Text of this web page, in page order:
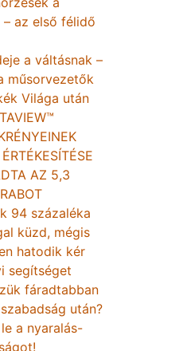
– az első félidő
a váltásnak –
műsorvezetők
Világa után
AZ 5,3
94 százaléka
küzd, mégis
hatodik kér
segítséget
fáradtabban
után?
a nyaralás-